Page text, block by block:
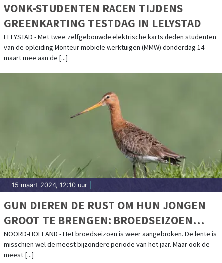
VONK-STUDENTEN RACEN TIJDENS
GREENKARTING TESTDAG IN LELYSTAD
LELYSTAD - Met twee zelfgebouwde elektrische karts deden studenten
van de opleiding Monteur mobiele werktuigen (MMW) donderdag 14
maart mee aan de [...]
15 maart 2024, 12:10 uur
GUN DIEREN DE RUST OM HUN JONGEN
GROOT TE BRENGEN: BROEDSEIZOEN
AANGEBROKEN
NOORD-HOLLAND - Het broedseizoen is weer aangebroken. De lente is
misschien wel de meest bijzondere periode van het jaar. Maar ook de
meest [...]